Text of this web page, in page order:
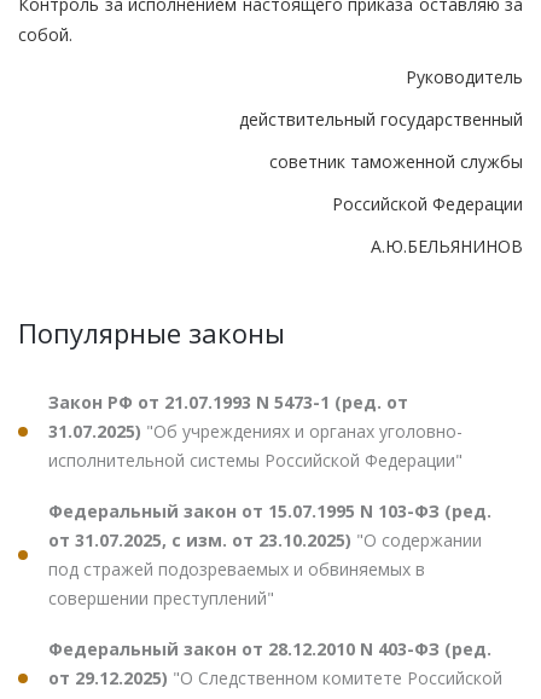
собой.
Руководитель
действительный государственный
советник таможенной службы
Российской Федерации
А.Ю.БЕЛЬЯНИНОВ
Популярные законы
Закон РФ от 21.07.1993 N 5473-1 (ред. от
31.07.2025) "Об учреждениях и органах уголовно-
исполнительной системы Российской Федерации"
Федеральный закон от 15.07.1995 N 103-ФЗ (ред.
от 31.07.2025, с изм. от 23.10.2025) "О содержании
под стражей подозреваемых и обвиняемых в
совершении преступлений"
Федеральный закон от 28.12.2010 N 403-ФЗ (ред.
от 29.12.2025) "О Следственном комитете Российской